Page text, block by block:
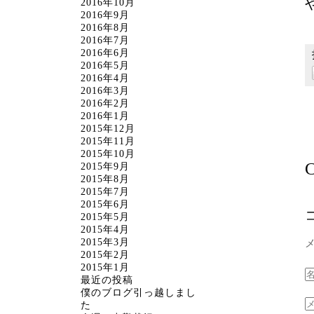
2016年10月
2016年9月
2016年8月
2016年7月
2016年6月
2016年5月
2016年4月
2016年3月
2016年2月
2016年1月
2015年12月
2015年11月
2015年10月
2015年9月
2015年8月
2015年7月
2015年6月
2015年5月
2015年4月
2015年3月
2015年2月
2015年1月
最近の投稿
僕のブログ引っ越しまし
た